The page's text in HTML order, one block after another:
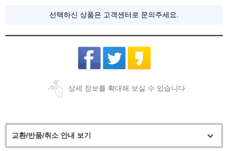
선택하신 상품은 고객센터로 문의주세요.
상세 정보를 확대해 보실 수 있습니다
교환/반품/취소 안내 보기